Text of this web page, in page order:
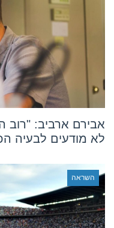
אבירם ארביב:
לא מודעים לבעיה
השראה